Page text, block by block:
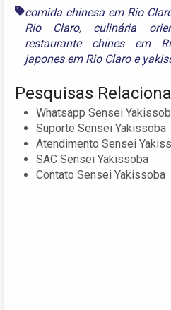
comida chinesa em Rio
Rio Claro, culinária
restaurante chines em
japones em Rio Claroe
Pesquisas
Whatsapp Sensei
Suporte Sensei Yakissoba
Atendimento Sensei
SAC Sensei Yakissoba
Contato Sensei Yakissoba